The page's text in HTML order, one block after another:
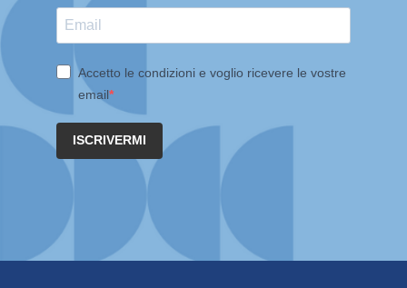
Accetto le condizioni e voglio ricevere le vostre
email
ISCRIVERMI